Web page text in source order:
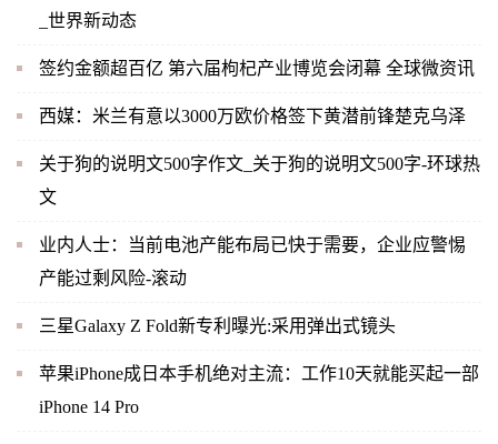
_世界新动态
签约金额超百亿 第六届枸杞产业博览会闭幕 全球微资讯
西媒：米兰有意以3000万欧价格签下黄潜前锋楚克乌泽
关于狗的说明文500字作文_关于狗的说明文500字-环球热
文
业内人士：当前电池产能布局已快于需要，企业应警惕
产能过剩风险-滚动
三星Galaxy Z Fold新专利曝光:采用弹出式镜头
苹果iPhone成日本手机绝对主流：工作10天就能买起一部
iPhone 14 Pro